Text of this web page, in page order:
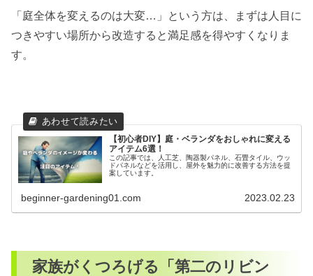
「庭全体を変えるのは大変…」という方は、まずは人目に
つきやすい場所から改造すると満足感を得やすくなりま
す。
【初心者DIY】庭・ベランダをおしゃれに変える
アイテム6選！
この記事では、人工芝、陶器製パネル、石畳タイル、ウッ
ドパネルなどを活用し、屋外を魅力的に改善する方法を提
案しています。
beginner-gardening01.com 2023.02.23
家族がくつろげる「第二のリビン